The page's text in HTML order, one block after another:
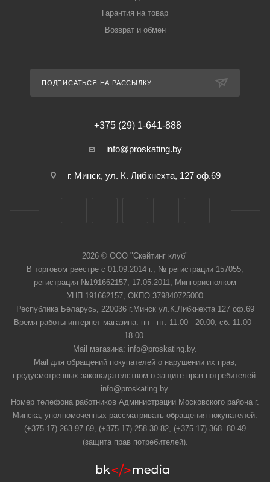
Гарантия на товар
Возврат и обмен
ПОДПИСАТЬСЯ НА РАССЫЛКУ
+375 (29) 1-641-888
info@proskating.by
г. Минск, ул. К. Либкнехта, 127 оф.69
2026 © ООО "Скейтинг клуб"
В торговом реестре с 01.09.2014 г., № регистрации 157055,
регистрация №191662157, 17.05.2011, Мингорисполком
УНП 191662157, ОКПО 379840725000
Республика Беларусь, 220036 г.Минск ул.К.Либкнехта 127 оф.69
Время работы интернет-магазина: пн - пт: 11.00 - 20.00, сб: 11.00 -
18.00.
Mail магазина: info@proskating.by.
Mail для обращений покупателей о нарушении их прав,
предусмотренных законадателством о защите прав потребителей:
info@proskating.by.
Номер телефона работников Администрации Московского района г.
Минска, уполномоченных рассматривать обращения покупателей:
(+375 17) 263-97-69, (+375 17) 258-30-82, (+375 17) 368 -80-49
(защита прав потребителей).